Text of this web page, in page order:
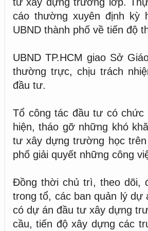
cáo thường xuyên định kỳ
UBND thành phố về tiến độ
UBND TP.HCM giao Sở
thường trực, chịu trách
đầu tư.
Tổ công tác đầu tư có
hiện, tháo gỡ những khó
tư xây dựng trường học
phố giải quyết những công
Đồng thời chủ trì, theo dõi,
trong tổ, các ban quản lý dự
có dự án đầu tư xây dựng
cầu, tiến độ xây dựng các